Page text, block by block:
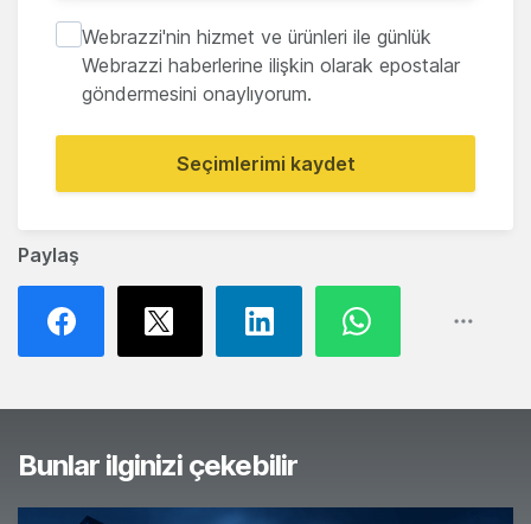
Paylaş
Webrazzi'nin hizmet ve ürünleri ile günlük
Webrazzi haberlerine ilişkin olarak epostalar
göndermesini onaylıyorum.
Seçimlerimi kaydet
Bunlar ilginizi çekebilir